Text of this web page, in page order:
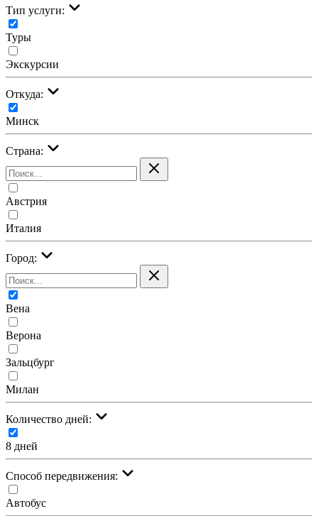
Тип услуги:
Туры
Экскурсии
Откуда:
Минск
Страна:
Австрия
Италия
Город:
Вена
Верона
Зальцбург
Милан
Количество дней:
8 дней
Cпособ передвижения:
Автобус